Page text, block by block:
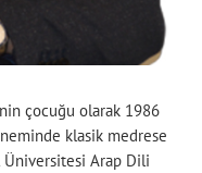
çocuğu olarak 1986
klasik medrese
Arap Dili